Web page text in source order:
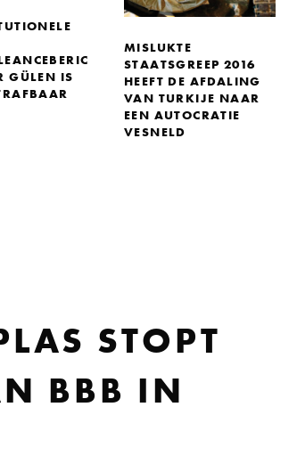
GÜLEN IS
MISLUKTE
STAATSGREEP 2016
HEEFT DE AFDALING
VAN TURKIJE NAAR
EEN AUTOCRATIE
VESNELD
STOPT
BBB IN